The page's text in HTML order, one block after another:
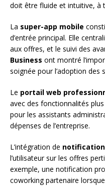
doit être fluide et intuitive, à
La super-app mobile
d’entrée principal. Elle
aux offres, et le suivi des
Business ont montré
soignée pour l’adoption des
Le portail web
avec des fonctionnalités
pour les assistants
dépenses de l’entreprise.
L’intégration de
l’utilisateur sur les offres
exemple, une notification
coworking partenaire